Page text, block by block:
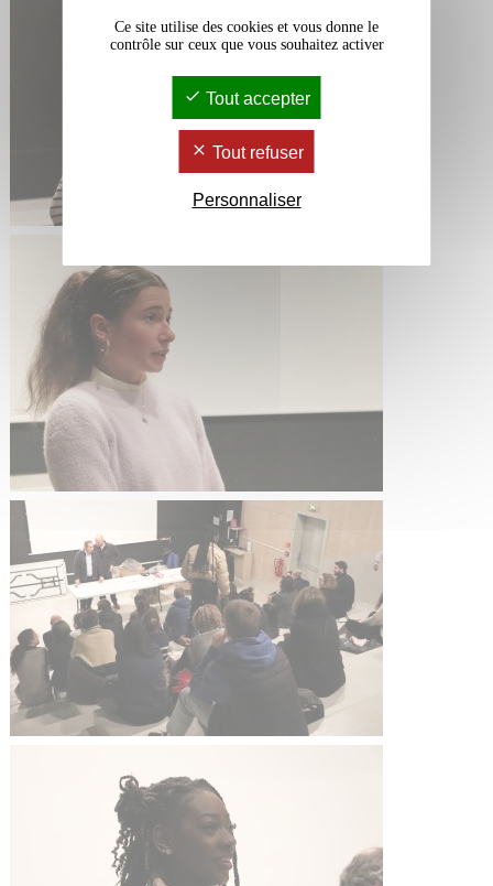
Ce site utilise des cookies et vous donne le
contrôle sur ceux que vous souhaitez activer
Tout accepter
Tout refuser
Personnaliser